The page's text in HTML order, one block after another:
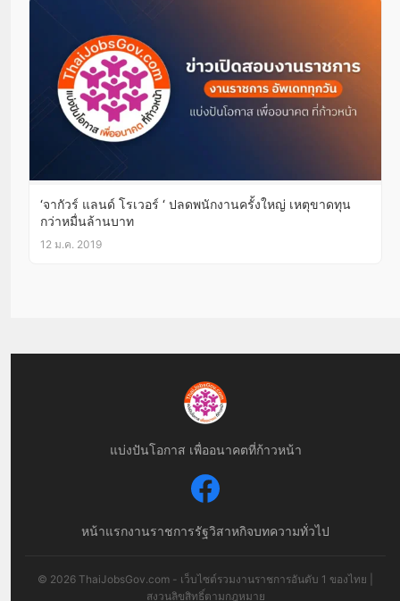
‘จากัวร์ แลนด์ โรเวอร์ ‘ ปลดพนักงานครั้งใหญ่ เหตุขาดทุน
กว่าหมื่นล้านบาท
12 ม.ค. 2019
แบ่งปันโอกาส เพื่ออนาคตที่ก้าวหน้า
หน้าแรกงานราชการรัฐวิสาหกิจบทความทั่วไป
© 2026 ThaiJobsGov.com - เว็บไซต์รวมงานราชการอันดับ 1 ของไทย |
สงวนลิขสิทธิ์ตามกฎหมาย